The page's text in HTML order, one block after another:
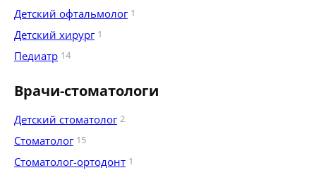
Детский офтальмолог 1
Детский хирург 1
Педиатр 14
Врачи-стоматологи
Детский стоматолог 2
Стоматолог 15
Стоматолог-ортодонт 1